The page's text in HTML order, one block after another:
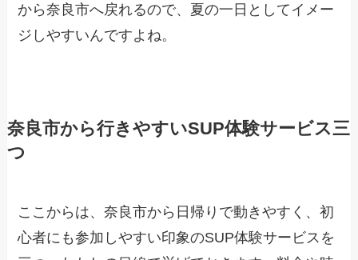
から奈良市へ戻れるので、夏の一日としてイメー
ジしやすいんですよね。
奈良市から行きやすいSUP体験サービス三
つ
ここからは、奈良市から日帰りで動きやすく、初
心者にも参加しやすい印象のSUP体験サービスを